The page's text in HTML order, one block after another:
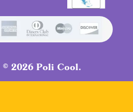
© 2026 Poli Cool.